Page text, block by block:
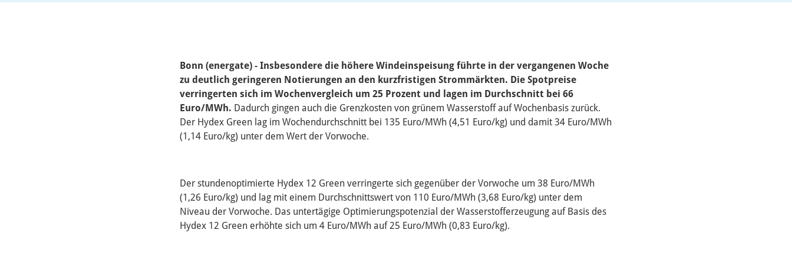
Bonn (energate) - Insbesondere die höhere Windeinspeisung führte in der vergangenen Woche
zu deutlich geringeren Notierungen an den kurzfristigen Strommärkten. Die Spotpreise
verringerten sich im Wochenvergleich um 25 Prozent und lagen im Durchschnitt bei 66
Euro/MWh. Dadurch gingen auch die Grenzkosten von grünem Wasserstoff auf Wochenbasis zurück.
Der Hydex Green lag im Wochendurchschnitt bei 135 Euro/MWh (4,51 Euro/kg) und damit 34 Euro/MWh
(1,14 Euro/kg) unter dem Wert der Vorwoche.
Der stundenoptimierte Hydex 12 Green verringerte sich gegenüber der Vorwoche um 38 Euro/MWh
(1,26 Euro/kg) und lag mit einem Durchschnittswert von 110 Euro/MWh (3,68 Euro/kg) unter dem
Niveau der Vorwoche. Das untertägige Optimierungspotenzial der Wasserstofferzeugung auf Basis des
Hydex 12 Green erhöhte sich um 4 Euro/MWh auf 25 Euro/MWh (0,83 Euro/kg).